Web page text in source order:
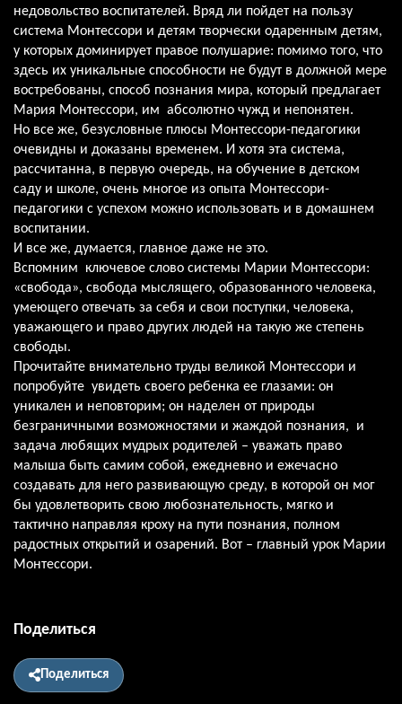
недовольство воспитателей. Вряд ли пойдет на пользу
система Монтессори и детям творчески одаренным детям,
у которых доминирует правое полушарие: помимо того, что
здесь их уникальные способности не будут в должной мере
востребованы, способ познания мира, который предлагает
Мария Монтессори, им абсолютно чужд и непонятен.
Но все же, безусловные плюсы Монтессори-педагогики
очевидны и доказаны временем. И хотя эта система,
рассчитанна, в первую очередь, на обучение в детском
саду и школе, очень многое из опыта Монтессори-
педагогики с успехом можно использовать и в домашнем
воспитании.
И все же, думается, главное даже не это.
Вспомним ключевое слово системы Марии Монтессори:
«свобода», свобода мыслящего, образованного человека,
умеющего отвечать за себя и свои поступки, человека,
уважающего и право других людей на такую же степень
свободы.
Прочитайте внимательно труды великой Монтессори и
попробуйте увидеть своего ребенка ее глазами: он
уникален и неповторим; он наделен от природы
безграничными возможностями и жаждой познания, и
задача любящих мудрых родителей – уважать право
малыша быть самим собой, ежедневно и ежечасно
создавать для него развивающую среду, в которой он мог
бы удовлетворить свою любознательность, мягко и
тактично направляя кроху на пути познания, полном
радостных открытий и озарений. Вот – главный урок Марии
Монтессори.
Поделиться
Поделиться